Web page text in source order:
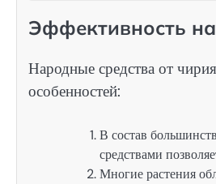
Эффективность
Народные средства от
особенностей:
В состав
средствами
Многие растения